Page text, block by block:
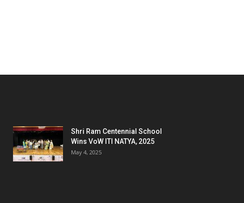
Shri Ram Centennial School
Wins VoW ITI NATYA, 2025
May 4, 2025